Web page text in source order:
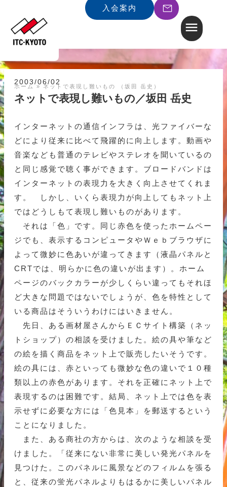
入会案内
ホーム » ネットで表現し難いもの （坂田 岳史）
2003/06/02
ネットで表現し難いもの／坂田 岳史
インターネットの通信インフラは、光ファイバーな
どにより従来に比べて飛躍的に向上します。動画や
音楽なども普通のテレビやステレオを聞いているの
と同じ感覚で聴く事ができます。ブロードバンドは
インターネットの表現力を大きく向上させてくれま
す。 しかし、いくら表現力が向上してもネット上
ではどうしもて表現し難いものがあります。
それは「色」です。同じ赤色を使ったホームペー
ジでも、表示するコンピュータやＷｅｂブラウザに
よって微妙に色あいが違ってきます（液晶パネルと
CRTでは、明らかに色の違いが出ます）。ホーム
ページのバックカラーが少しくらい違ってもそれほ
ど大きな問題ではないでしょうが、色を特性として
いる商品はそういうわけにはいきません。
先日、ある画材屋さんからＥＣサイト構築（ネッ
トショップ）の相談を受けました。絵の具や筆など
の絵を描く商品をネット上で販売したいそうです。
絵の具には、赤といっても微妙な色の違いで１０種
類以上の赤色があります。それを正確にネット上で
表現するのは困難です。結局、ネット上では色を表
示せずに必要な方には「色見本」を郵送するという
ことになりました。
また、ある商社の方からは、次のような相談を受
けました。「従来にない非常に美しい発光パネルを
見つけた。このパネルに風景などのフィルムを張る
と、従来の蛍光パネルよりもはるかに美しいパネル